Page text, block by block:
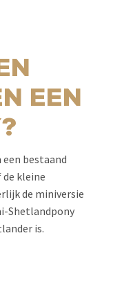
EEN
een bestaand
de kleine
de miniversie
Shetlandpony
is.